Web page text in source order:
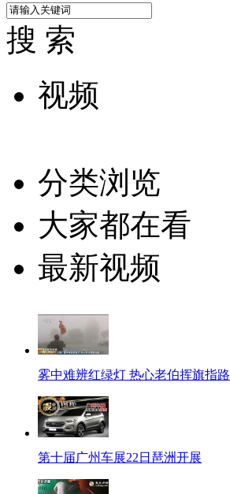
搜 索
视频
分类浏览
大家都在看
最新视频
雾中难辨红绿灯 热心老伯挥旗指路
第十届广州车展22日琶洲开展